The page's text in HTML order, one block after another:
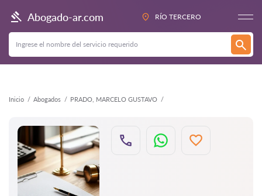
Abogado-ar.com RÍO TERCERO
Inicio Abogados PRADO, MARCELO GUSTAVO
Atrás